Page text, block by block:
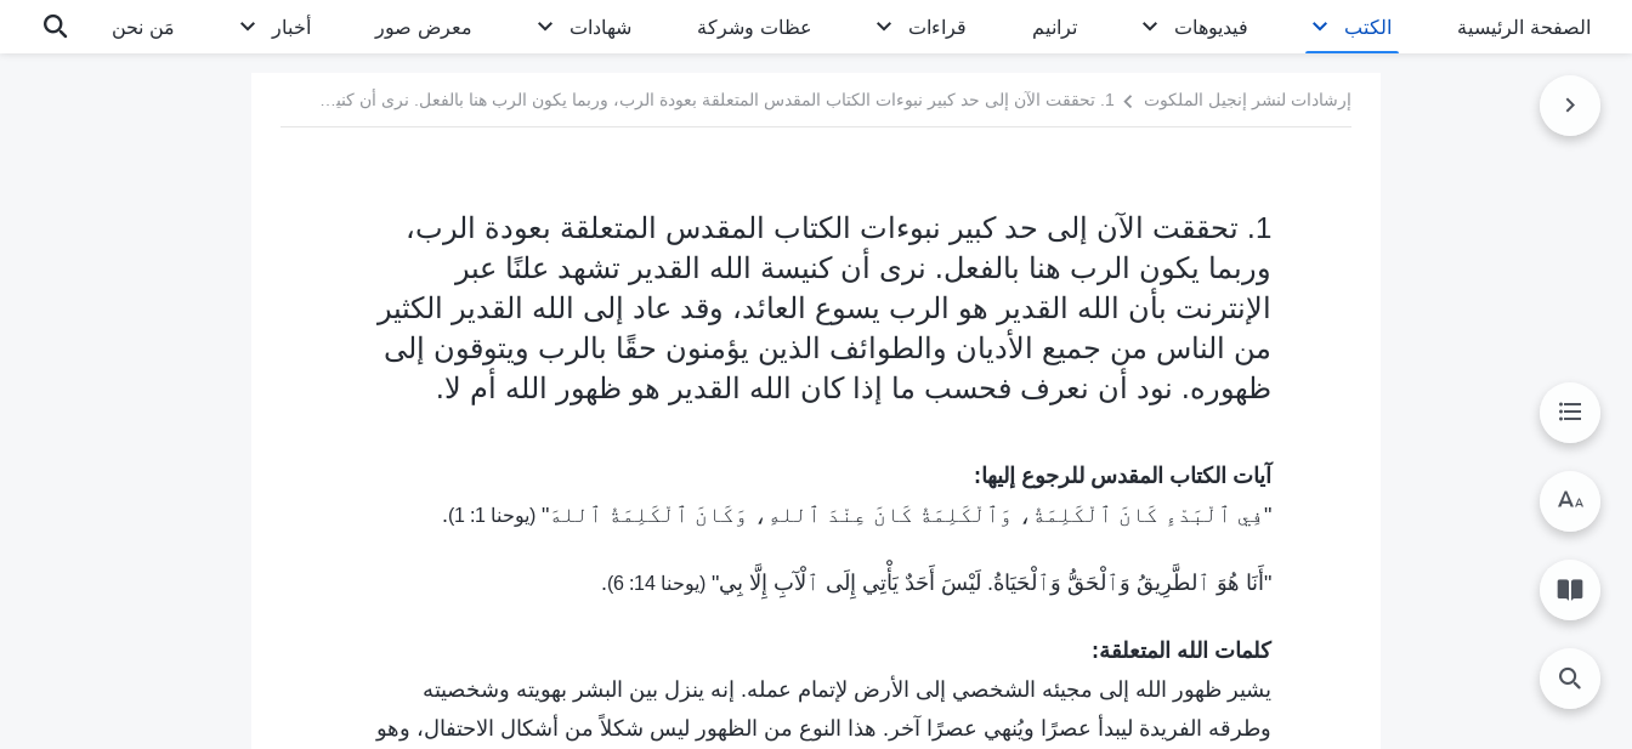
الصفحة الرئيسية الكتب فيديوهات ترانيم قراءات عظات وشركة شهادات معرض صور أخبار مَن نحن
إرشادات لنشر إنجيل الملكوت
1. تحققت الآن إلى حد كبير نبوءات الكتاب المقدس المتعلقة بعودة الرب،
وربما يكون الرب هنا بالفعل. نرى أن كنيسة الله القدير تشهد علنًا عبر
الإنترنت بأن الله القدير هو الرب يسوع العائد، وقد عاد إلى الله القدير الكثير
من الناس من جميع الأديان والطوائف الذين يؤمنون حقًا بالرب ويتوقون إلى
ظهوره. نود أن نعرف فحسب ما إذا كان الله القدير هو ظهور الله أم لا.
آيات الكتاب المقدس للرجوع إليها:
"فِي ٱلْبَدْءِ كَانَ ٱلْكَلِمَةُ، وَٱلْكَلِمَةُ كَانَ عِنْدَ ٱللهِ، وَكَانَ ٱلْكَلِمَةُ ٱللهَ" (يوحنا 1: 1) .
"أَنَا هُوَ ٱلطَّرِيقُ وَٱلْحَقُّ وَٱلْحَيَاةُ. لَيْسَ أَحَدٌ يَأْتِي إِلَى ٱلْآبِ إِلَّا بِي" (يوحنا 14: 6) .
كلمات الله المتعلقة:
يشير ظهور الله إلى مجيئه الشخصي إلى الأرض لإتمام عمله. إنه ينزل بين البشر بهويته وشخصيته
وطرقه الفريدة ليبدأ عصرًا ويُنهي عصرًا آخر. هذا النوع من الظهور ليس شكلاً من أشكال الاحتفال، وهو